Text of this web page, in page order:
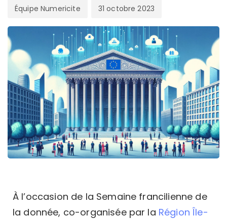
Équipe Numericite 31 octobre 2023
À l’occasion de la Semaine francilienne de
la donnée, co-organisée par la Région Île-